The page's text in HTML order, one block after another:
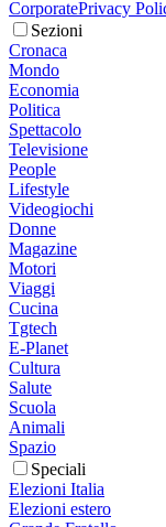
CorporatePrivacy
Sezioni
Cronaca
Mondo
Economia
Politica
Spettacolo
Televisione
People
Lifestyle
Videogiochi
Donne
Magazine
Motori
Viaggi
Cucina
Tgtech
E-Planet
Cultura
Salute
Scuola
Animali
Spazio
Speciali
Elezioni Italia
Elezioni estero